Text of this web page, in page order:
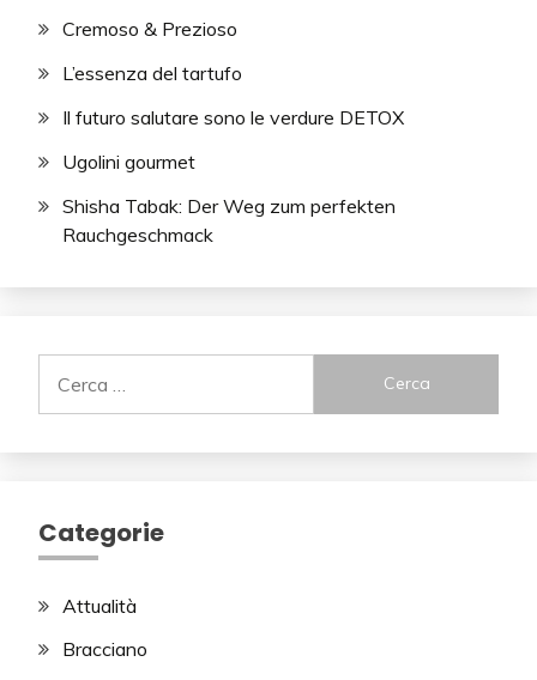
Cremoso & Prezioso
L’essenza del tartufo
Il futuro salutare sono le verdure DETOX
Ugolini gourmet
Shisha Tabak: Der Weg zum perfekten
Rauchgeschmack
per:
Categorie
Attualità
Bracciano